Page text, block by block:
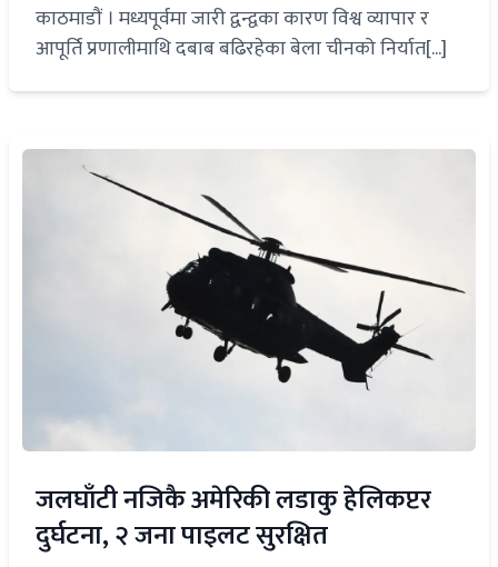
काठमाडौं । मध्यपूर्वमा जारी द्वन्द्वका कारण विश्व व्यापार र
आपूर्ति प्रणालीमाथि दबाब बढिरहेका बेला चीनको निर्यात[...]
जलघाँटी नजिकै अमेरिकी लडाकु हेलिकप्टर
दुर्घटना, २ जना पाइलट सुरक्षित